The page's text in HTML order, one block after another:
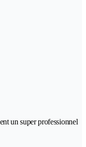
un super professionnel